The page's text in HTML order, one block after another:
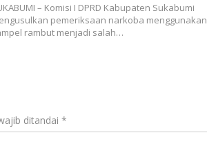
– Komisi I DPRD Kabupaten Sukabumi
pemeriksaan narkoba menggunakan
rambut menjadi salah…
ditandai *